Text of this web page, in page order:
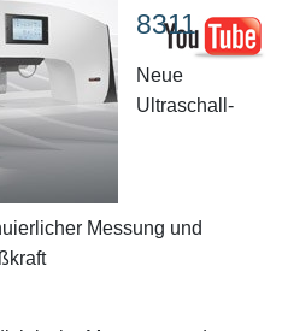
8311
Neue
Ultraschall-
Messung und